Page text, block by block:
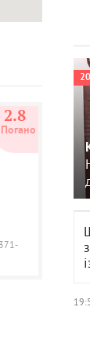
2.8
Погано